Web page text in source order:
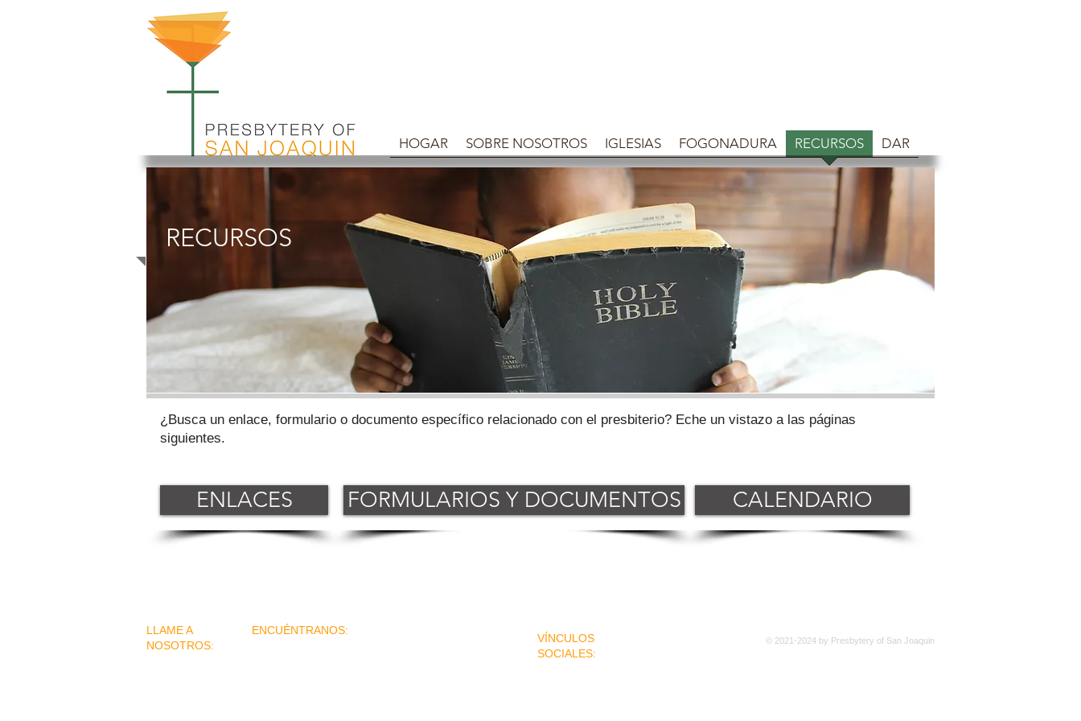
HOGAR SOBRE NOSOTROS IGLESIAS FOGONADURA RECURSOS DAR
RECURSOS
¿Busca un enlace, formulario o documento específico relacionado con el presbiterio? Eche un vistazo a las páginas
siguientes.
ENLACES FORMULARIOS Y DOCUMENTOS CALENDARIO
© 2021-2024 by Presbytery of San Joaquin
LLAME A
NOSOTROS:
ENCUÉNTRANOS:
VÍNCULOS
SOCIALES: